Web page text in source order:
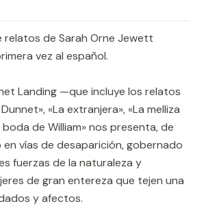
relatos de Sarah Orne Jewett
vez al español.
Landing —que incluye los relatos
«La extranjera», «La melliza
boda de William» nos presenta, de
en vías de desaparición, gobernado
fuerzas de la naturaleza y
de gran entereza que tejen una
y afectos.